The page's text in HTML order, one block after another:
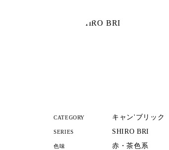
CATEGORY キャン'ブリック
SERIES SHIRO BRI
色味 赤・茶色系